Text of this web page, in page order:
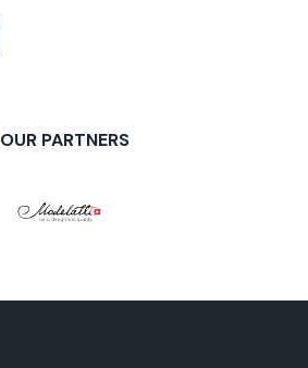
OUR PARTNERS